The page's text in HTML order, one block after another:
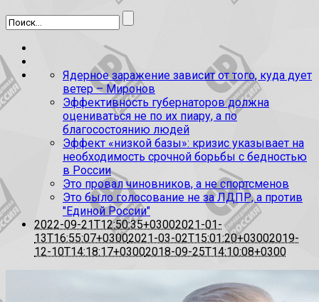
Ядерное заражение зависит от того, куда дует
ветер – Миронов
Эффективность губернаторов должна
оцениваться не по их пиару, а по
благосостоянию людей
Эффект «низкой базы»: кризис указывает на
необходимость срочной борьбы с бедностью
в России
Это провал чиновников, а не спортсменов
Это было голосование не за ЛДПР, а против
"Единой России"
2022-09-21T12:50:35+03002021-01-
13T16:55:07+03002021-03-02T15:01:20+03002019-
12-10T14:18:17+03002018-09-25T14:10:08+0300